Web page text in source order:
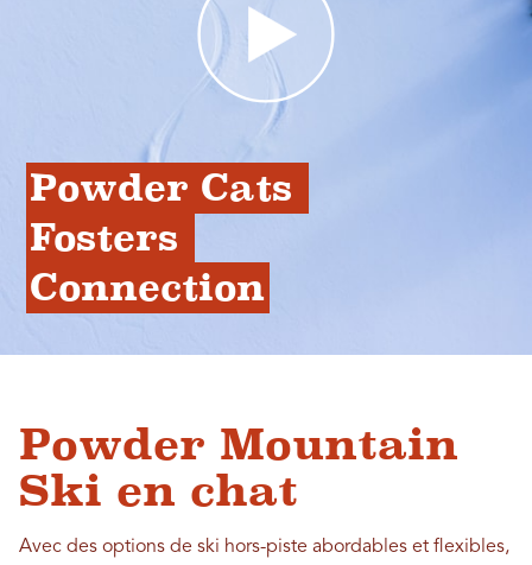
Powder Cats
Fosters
Connection
Powder Mountain
Ski en chat
Avec des options de ski hors-piste abordables et flexibles,